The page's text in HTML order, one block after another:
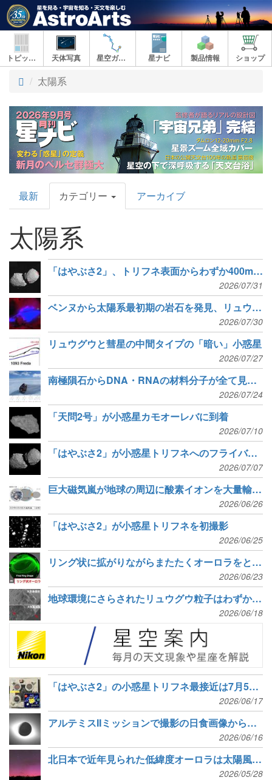
トピックス 天体写真 星空ガイド 星ナビ 製品情報 ショップ
太陽系
AstroArts
Topics
最新 カテゴリー アーカイブ
太陽系
「はやぶさ2」、トリフネ表面からわずか400mをかすめた
2026/07/31
ベンヌから太陽系最初期の岩石を発見、リュウグウと共通の特徴
2026/07/30
リュウグウと彗星の中間タイプの「暗い」小惑星
2026/07/27
南極隕石からDNA・RNAの材料分子が全て見つかった
2026/07/24
「天問2号」が小惑星カモオーレバに到着
2026/07/10
「はやぶさ2」が小惑星トリフネへのフライバイに成功
2026/07/07
巨大磁気嵐が地球の周辺に酸素イオンを大量輸送していた
2026/06/26
「はやぶさ2」が小惑星トリフネを初撮影
2026/06/25
リング状に拡がりながらまたたくオーロラをとらえた
2026/06/23
地球環境にさらされたリュウグウ粒子はわずか数週間で変質する
2026/06/18
「はやぶさ2」の小惑星トリフネ最接近は7月5日18時30分
2026/06/17
アルテミスIIミッションで撮影の日食画像から太陽コロナの構造を解析
2026/06/16
北日本で近年見られた低緯度オーロラは太陽風密度が高かった
2026/05/28